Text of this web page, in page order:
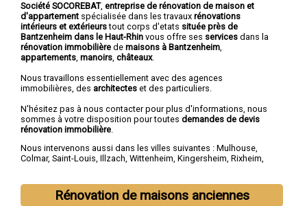
Société SOCOREBAT, entreprise de rénovation de maison et
d'appartement spécialisée dans les travaux rénovations
intérieurs et extérieurstout corps d'etats située près de
Bantzenheim dans le Haut-Rhin vous offre ses services dans la
rénovation immobilière de maisons à Bantzenheim
appartements manoirs châteaux.
Nous travaillons essentiellement avec des agences
immobilières, des architectes et des particuliers.
N'hésitez pas à nous contacter pour plus d'informations, nous
sommes à votre disposition pour toutes demandes de devis
rénovation immobilière
Nous intervenons aussi dans les villes suivantes : Mulhouse,
Colmar, Saint-Louis, Illzach, Wittenheim, Kingersheim, Rixheim,
Rénovation de maisons anciennes